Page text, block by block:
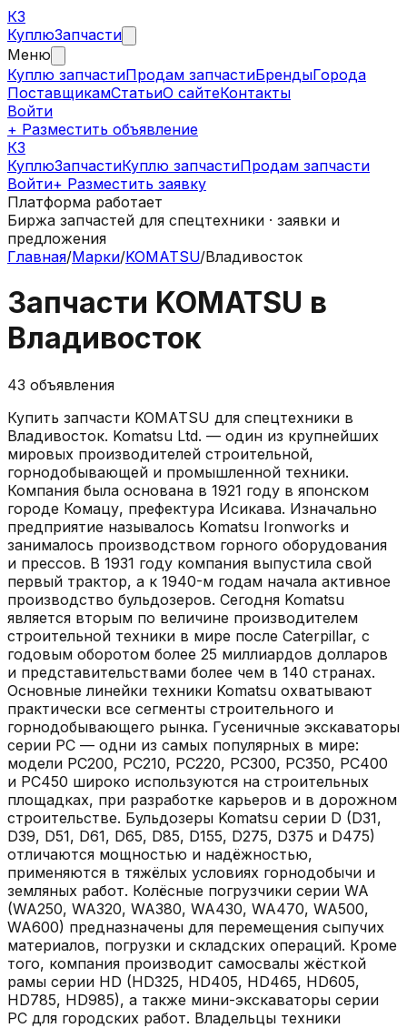
КЗ
КуплюЗапчасти
Меню
Куплю запчастиПродам запчастиБрендыГорода
ПоставщикамСтатьиО сайтеКонтакты
Войти
+ Разместить объявление
КЗ
КуплюЗапчастиКуплю запчастиПродам запчасти
Войти+ Разместить заявку
Платформа работает
Биржа запчастей для спецтехники · заявки и
предложения
Главная/Марки/KOMATSU/Владивосток
Запчасти KOMATSU в
Владивосток
43 объявления
Купить запчасти KOMATSU для спецтехники в
Владивосток. Komatsu Ltd. — один из крупнейших
мировых производителей строительной,
горнодобывающей и промышленной техники.
Компания была основана в 1921 году в японском
городе Комацу, префектура Исикава. Изначально
предприятие называлось Komatsu Ironworks и
занималось производством горного оборудования
и прессов. В 1931 году компания выпустила свой
первый трактор, а к 1940-м годам начала активное
производство бульдозеров. Сегодня Komatsu
является вторым по величине производителем
строительной техники в мире после Caterpillar, с
годовым оборотом более 25 миллиардов долларов
и представительствами более чем в 140 странах.
Основные линейки техники Komatsu охватывают
практически все сегменты строительного и
горнодобывающего рынка. Гусеничные экскаваторы
серии PC — одни из самых популярных в мире:
модели PC200, PC210, PC220, PC300, PC350, PC400
и PC450 широко используются на строительных
площадках, при разработке карьеров и в дорожном
строительстве. Бульдозеры Komatsu серии D (D31,
D39, D51, D61, D65, D85, D155, D275, D375 и D475)
отличаются мощностью и надёжностью,
применяются в тяжёлых условиях горнодобычи и
земляных работ. Колёсные погрузчики серии WA
(WA250, WA320, WA380, WA430, WA470, WA500,
WA600) предназначены для перемещения сыпучих
материалов, погрузки и складских операций. Кроме
того, компания производит самосвалы жёсткой
рамы серии HD (HD325, HD405, HD465, HD605,
HD785, HD985), а также мини-экскаваторы серии
PC для городских работ. Владельцы техники